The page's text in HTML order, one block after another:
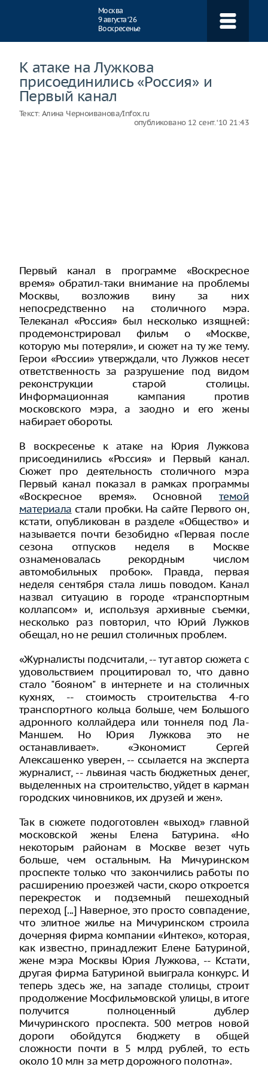
Москва
9 августа ‘26
Воскресенье
К атаке на Лужкова
присоединились «Россия» и
Первый канал
Текст: Алина Черноиванова/Infox.ru
опубликовано 12 сент. ‘10 21:43
Первый канал в программе «Воскресное
время» обратил-таки внимание на проблемы
Москвы, возложив вину за них
непосредственно на столичного мэра.
Телеканал «Россия» был несколько изящней:
продемонстрировал фильм о «Москве,
которую мы потеряли», и сюжет на ту же тему.
Герои «России» утверждали, что Лужков несет
ответственность за разрушение под видом
реконструкции старой столицы.
Информационная кампания против
московского мэра, а заодно и его жены
набирает обороты.
В воскресенье к атаке на Юрия Лужкова
присоединились «Россия» и Первый канал.
Сюжет про деятельность столичного мэра
Первый канал показал в рамках программы
«Воскресное время». Основной темой
материала стали пробки. На сайте Первого он,
кстати, опубликован в разделе «Общество» и
называется почти безобидно «Первая после
сезона отпусков неделя в Москве
ознаменовалась рекордным числом
автомобильных пробок». Правда, первая
неделя сентября стала лишь поводом. Канал
назвал ситуацию в городе «транспортным
коллапсом» и, используя архивные съемки,
несколько раз повторил, что Юрий Лужков
обещал, но не решил столичных проблем.
«Журналисты подсчитали, -- тут автор сюжета с
удовольствием процитировал то, что давно
стало "бояном" в интернете и на столичных
кухнях, -- стоимость строительства 4-го
транспортного кольца больше, чем Большого
адронного коллайдера или тоннеля под Ла-
Маншем. Но Юрия Лужкова это не
останавливает». «Экономист Сергей
Алексашенко уверен, -- ссылается на эксперта
журналист, -- львиная часть бюджетных денег,
выделенных на строительство, уйдет в карман
городских чиновников, их друзей и жен».
Так в сюжете подоготовлен «выход» главной
московской жены Елена Батурина. «Но
некоторым районам в Москве везет чуть
больше, чем остальным. На Мичуринском
проспекте только что закончились работы по
расширению проезжей части, скоро откроется
перекресток и подземный пешеходный
переход [...] Наверное, это просто совпадение,
что элитное жилье на Мичуринском строила
дочерняя фирма компании «Интеко», которая,
как известно, принадлежит Елене Батуриной,
жене мэра Москвы Юрия Лужкова, -- Кстати,
другая фирма Батуриной выиграла конкурс. И
теперь здесь же, на западе столицы, строит
продолжение Мосфильмовской улицы, в итоге
получится полноценный дублер
Мичуринского проспекта. 500 метров новой
дороги обойдутся бюджету в общей
сложности почти в 5 млрд рублей, то есть
около 10 млн за метр дорожного полотна».